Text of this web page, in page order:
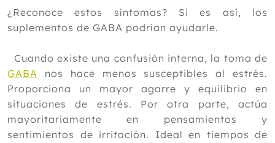
Mayo
Abril
Febrero
Enero
2016
2015
2014
¿Reconoce estos síntomas? Si es así, los
suplementos de GABA podrían ayudarle.
Cuando existe una confusión interna, la toma de
GABA nos hace menos susceptibles al estrés.
Proporciona un mayor agarre y equilibrio en
situaciones de estrés. Por otra parte, actúa
mayoritariamente en pensamientos y
sentimientos de irritación. Ideal en tiempos de